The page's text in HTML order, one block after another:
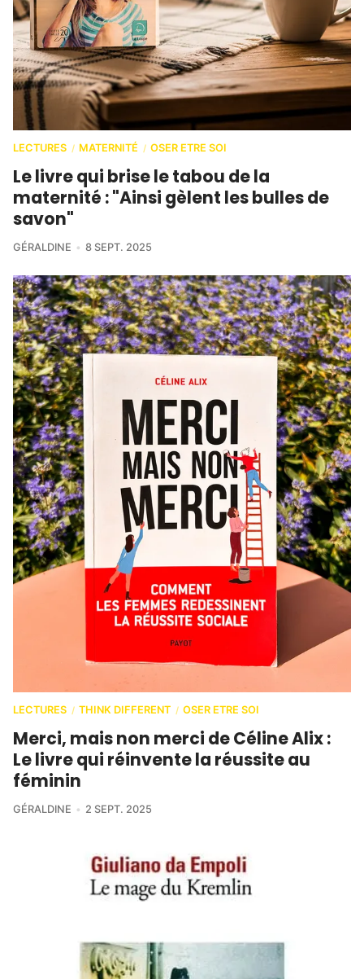
LECTURES / MATERNITÉ / OSER ETRE SOI
Le livre qui brise le tabou de la
maternité : "Ainsi gèlent les bulles de
savon"
GÉRALDINE 8 SEPT. 2025
LECTURES / THINK DIFFERENT / OSER ETRE SOI
Merci, mais non merci de Céline Alix :
Le livre qui réinvente la réussite au
féminin
GÉRALDINE 2 SEPT. 2025